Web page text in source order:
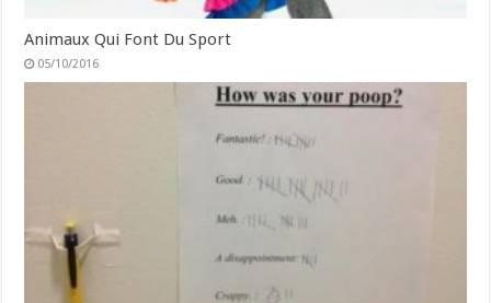
Animaux Qui Font Du Sport
05/10/2016